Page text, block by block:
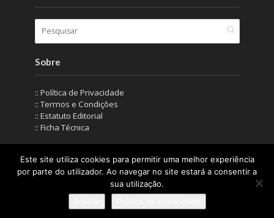
Sobre
:: Política de Privacidade
:: Termos e Condições
:: Estatuto Editorial
:: Ficha Técnica
© IN Corporate Magazine 2019-2026. Todos os direitos
reservados.
Este site utiliza cookies para permitir uma melhor experiência
por parte do utilizador. Ao navegar no site estará a consentir a
sua utilização.